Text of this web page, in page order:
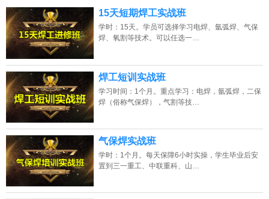
点击免费咨询电话：13807313137
15天短期焊工实战班
学时：15天。学员可选择学习电焊、氩弧焊、气保
焊、氧割等技术。可以任选一…
焊工短训实战班
学习时间：1个月。重点学习：电焊，氩弧焊，二保
焊（俗称气保焊），气割等技…
气保焊实战班
学时：1个月。每天保障6小时实操，学生毕业后安
置到三一重工、中联重科、山…